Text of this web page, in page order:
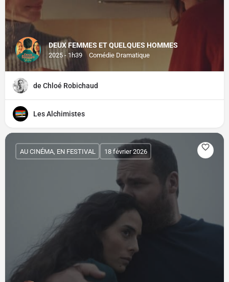
DEUX FEMMES ET QUELQUES HOMMES
2025 - 1h39 Comédie Dramatique
de Chloé Robichaud
Les Alchimistes
AU CINÉMA, EN FESTIVAL 18 février 2026